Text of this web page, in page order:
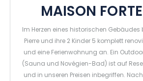
MAISON
Im Herzen eines historischen Gebäudes
Pierre und ihre 2 Kinder 5 komplett
und eine Ferienwohnung an. Ein
(Sauna und Novégien-Bad) ist auf
und in unseren Preisen inbegriffen.